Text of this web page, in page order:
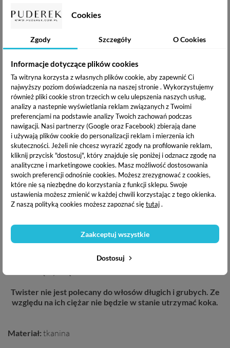
Cookies
Zgody Szczegóły O Cookies
Informacje dotyczące plików cookies
Ta witryna korzysta z własnych plików cookie, aby zapewnić Ci
najwyższy poziom doświadczenia na naszej stronie . Wykorzystujemy
również pliki cookie stron trzecich w celu ulepszenia naszych usług,
analizy a nastepnie wyświetlania reklam związanych z Twoimi
preferencjami na podstawie analizy Twoich zachowań podczas
nawigacji. Nasi partnerzy (Google oraz Facebook) zbierają dane
i używają plików cookie do personalizacji reklam i mierzenia ich
skuteczności. Jeżeli nie chcesz wyrazić zgody na profilowanie reklam,
kliknij przycisk "dostosuj", który znajduje się poniżej i odznacz zgodę na
analityczne i marketingowe cookies. Masz możliwość dostosowania
swoich preferencji odnośnie cookies. Możesz zrezygnować z cookies,
które nie są niezbędne do korzystania z funkcji sklepu. Swoje
ustawienia możesz zmienić w każdej chwili korzystając z tego okienka.
Z naszą polityką cookies możesz zapoznać siętutaj.
Dostosuj
Zaakceptuj wszystkie
WYSYŁKA W CIĄGU:
24h
KOSZT DOSTAWY OD:
10.99 zł / zobacz więcej
DARMOWA WYSYŁKA:
od 200 zł
Dodaj do listy życzeń
OPIS PRODUKTU
DOSTAWA I PŁATNOŚĆ
fryzurę. Produkt usztywniony giętkim drutem , co umożliwia
wygięcie go w każdym kierunku. wzór bandany jest modnym
stylizację. Podkreśla urodę, a także może stworzyć wygodną i
Twister nie jest polecany do włosów długich i grubych. Ze
względu na ich ciężar nie będzie w stanie utrzymać koka.
Materiał: tkanina